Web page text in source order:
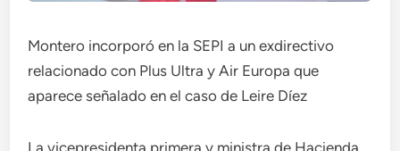
Montero incorporó en la SEPI a un exdirectivo
relacionado con Plus Ultra y Air Europa que
aparece señalado en el caso de Leire Díez
La vicepresidenta primera y ministra de Hacienda,